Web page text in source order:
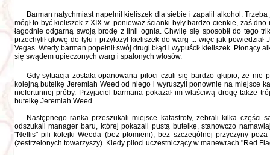
Barman natychmiast napełnił kieliszek dla siebie i zapalił alkohol.
mógł to być kieliszek z XIX w. ponieważ ścianki były bardzo cienkie, zaś
łagodnie odgarną swoją brodę z linii ognia. Chwilę się sposobił do tego
przechylił głowę do tyłu i przyłożył kieliszek do warg ... więc jak
Vegas. Wtedy barman popełnił swój drugi błąd i wypuścił kieliszek.
się swądem upieczonych warg i spalonych włosów.
Gdy sytuacja została opanowana piloci czuli się bardzo głupio, że
kolejną butelkę Jeremiah Weed od niego i wyruszyli ponownie na miejsce
niefortunnej próby. Przyjaciel barmana pokazał im właściwą drogę także
butelkę Jeremiah Weed.
Następnego ranka przeszukali miejsce katastrofy, zebrali kilka
odszukali manager baru, której pokazali pustą butelkę, stanowczo
"Nellis" pili kolejki Weeda (bez płomieni), bez szczególnej przyczyny
(zestrzelonych towarzyszy). Kiedy piloci uczestniczący w manewrach "Red